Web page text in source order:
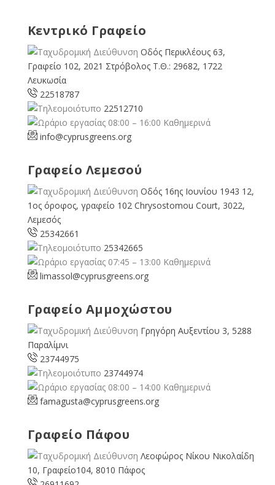
Κεντρικό Γραφείο
Οδός Περικλέους 63,
Γραφείο 102, 2021 Στρόβολος Τ.Θ.: 29682, 1722
Λευκωσία
22518787
22512710
08:00 – 16:00 Καθημερινά
info@cyprusgreens.org
Γραφείο Λεμεσού
Οδός 16ης Ιουνίου 1943 12,
1ος όροφος, γραφείο 102 Chrysostomou Court, 3022,
Λεμεσός
25342661
25342665
07:45 – 13:00 Καθημερινά
limassol@cyprusgreens.org
Γραφείο Αμμοχώστου
Γρηγόρη Αυξεντίου 3, 5288
Παραλίμνι
23744975
23744974
08:00 – 14:00 Καθημερινά
famagusta@cyprusgreens.org
Γραφείο Πάφου
Λεοφώρος Νίκου Νικολαίδη
10, Γραφείο104, 8010 Πάφος